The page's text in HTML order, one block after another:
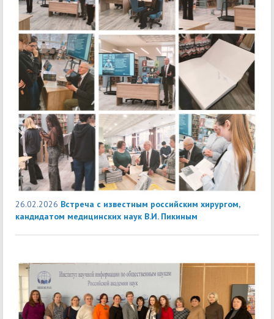
26.02.2026 Встреча с известным российским хирургом,
кандидатом медицинских наук В.И. Пикиным